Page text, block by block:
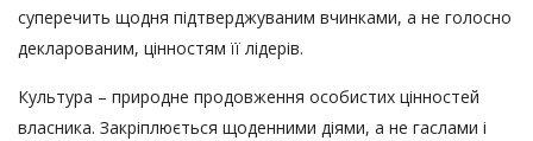
суперечить щодня підтверджуваним вчинками, а не голосно
декларованим, цінностям її лідерів.
Культура – природне продовження особистих цінностей
власника. Закріплюється щоденними діями, а не гаслами і